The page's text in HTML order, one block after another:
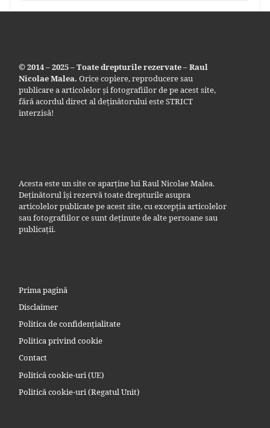
© 2014 – 2025 – Toate drepturile rezervate – Raul
Nicolae Malea. Orice copiere, reproducere sau
publicare a articolelor și fotografiilor de pe acest site,
fără acordul direct al deținătorului este STRICT
interzisă!
Acesta este un site ce aparține lui Raul Nicolae Malea.
Deținătorul își rezervă toate drepturile asupra
articolelor publicate pe acest site, cu excepția articolelor
sau fotografiilor ce sunt deținute de alte persoane sau
publicații.
Prima pagină
Disclaimer
Politica de confidențialitate
Politica privind cookie
Contact
Politică cookie-uri (UE)
Politică cookie-uri (Regatul Unit)